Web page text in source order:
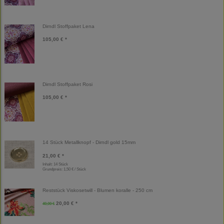
Dirndl Stoffpaket Lena
105,00 € *
Dirndl Stoffpaket Rosi
105,00 € *
14 Stück Metallknopf - Dirndl gold 15mm
21,00 € *
Inhalt: 14 Stück
Grundpreis: 1,50 € / Stück
Reststück Viskosetwill - Blumen koralle - 250 cm
40,00 € 20,00 € *